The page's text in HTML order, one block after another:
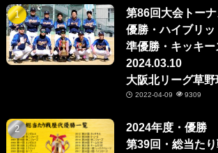
第86回大会トー
優勝・ハイブリッ
準優勝・キッキー
2024.03.10
大阪北リーグ草
2022-04-09 9309
2024年度・優勝
第39回・総当た